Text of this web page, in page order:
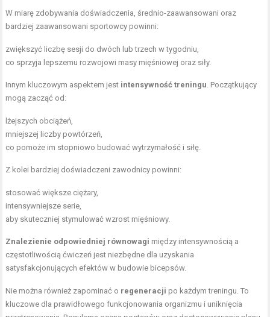
W miarę zdobywania doświadczenia, średnio-zaawansowani oraz
bardziej zaawansowani sportowcy powinni:
zwiększyć liczbę sesji do dwóch lub trzech w tygodniu,
co sprzyja lepszemu rozwojowi masy mięśniowej oraz siły.
Innym kluczowym aspektem jest intensywność treningu . Początkujący
mogą zacząć od:
lżejszych obciążeń,
mniejszej liczby powtórzeń,
co pomoże im stopniowo budować wytrzymałość i siłę.
Z kolei bardziej doświadczeni zawodnicy powinni:
stosować większe ciężary,
intensywniejsze serie,
aby skuteczniej stymulować wzrost mięśniowy.
Znalezienie odpowiedniej równowagi między intensywnością a
częstotliwością ćwiczeń jest niezbędne dla uzyskania
satysfakcjonujących efektów w budowie bicepsów.
Nie można również zapominać o regeneracji po każdym treningu. To
kluczowe dla prawidłowego funkcjonowania organizmu i uniknięcia